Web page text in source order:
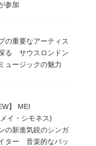
参加
の重要なアーティス
る サウスロンドン
ュージックの魅力
】 MEI
メイ・シモネス)
の新進気鋭のシンガ
ター 音楽的なバッ